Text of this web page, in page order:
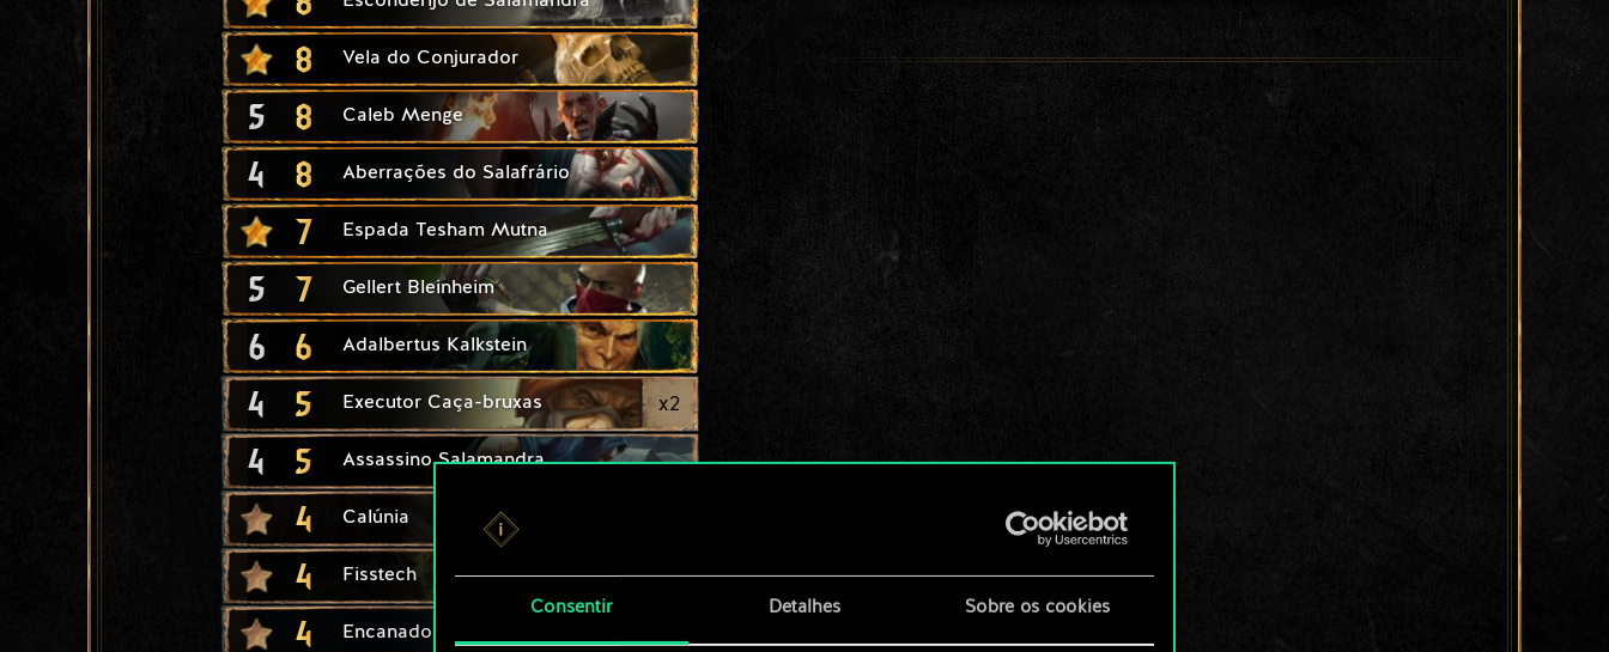
Consentir Detalhes Sobre os cookies
8 Vela do Conjurador
5 8 Caleb Menge
4 8 Aberrações do Salafrário
7 Espada Tesham Mutna
5 7 Gellert Bleinheim
6 6 Adalbertus Kalkstein
4 5 Executor Caça-bruxas x2
4 5 Assassino Salamandra
4 Calúnia
4 Fisstech x2
4 Encanador do Anoitecer